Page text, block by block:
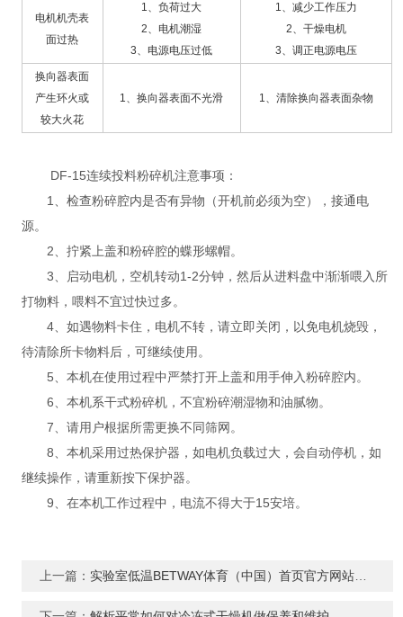
电机机壳表
面过热
1、负荷过大
2、电机潮湿
3、电源电压过低
1、减少工作压力
2、干燥电机
3、调正电源电压
换向器表面
产生环火或
较大火花
1、换向器表面不光滑 1、清除换向器表面杂物
DF-15连续投料粉碎机注意事项：
1、检查粉碎腔内是否有异物（开机前必须为空），接通电
源。
2、拧紧上盖和粉碎腔的蝶形螺帽。
3、启动电机，空机转动1-2分钟，然后从进料盘中渐渐喂入所
打物料，喂料不宜过快过多。
4、如遇物料卡住，电机不转，请立即关闭，以免电机烧毁，
待清除所卡物料后，可继续使用。
5、本机在使用过程中严禁打开上盖和用手伸入粉碎腔内。
6、本机系干式粉碎机，不宜粉碎潮湿物和油腻物。
7、请用户根据所需更换不同筛网。
8、本机采用过热保护器，如电机负载过大，会自动停机，如
继续操作，请重新按下保护器。
9、在本机工作过程中，电流不得大于15安培。
上一篇： 实验室低温BETWAY体育（中国）首页官方网站具有良好的分散性,流动性和溶解性